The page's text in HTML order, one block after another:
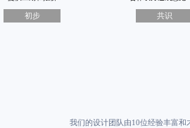
初步 共识
我们的设计团队由10位经验丰富